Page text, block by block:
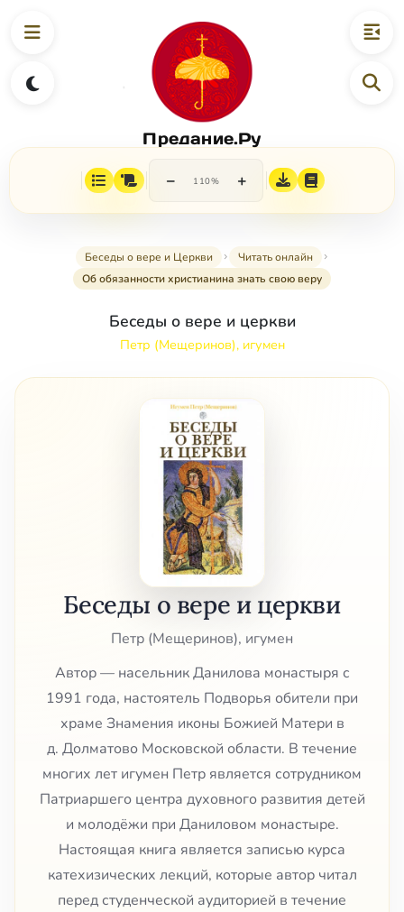
Предание.Ру
− 110% +
Беседы о вере и Церкви
Читать онлайн
Об обязанности христианина знать свою веру
Беседы о вере и церкви
Петр (Мещеринов), игумен
Беседы о вере и церкви
Петр (Мещеринов), игумен
Автор — насельник Данилова монастыря с
1991 года, настоятель Подворья обители при
храме Знамения иконы Божией Матери в
д. Долматово Московской области. В течение
многих лет игумен Петр является сотрудником
Патриаршего центра духовного развития детей
и молодёжи при Даниловом монастыре.
Настоящая книга является записью курса
катехизических лекций, которые автор читал
перед студенческой аудиторией в течение